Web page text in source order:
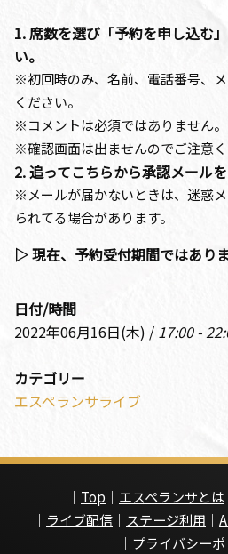
1. 席数を選び「予約を申し込む
い。
※初回時のみ、名前、電話番号、
ください。
※コメントは必須ではありません。
※確認画面は出ませんのでご注意く
2. 追ってこちらから承認メール
※メールが届かないときは、迷惑
られてる場合があります。
▷ 現在、予約受付期間ではありま
日付/時間
2022年06月16日(木) / 17:00 -
カテゴリー
エスペランサライブ
｜ Top ｜ エスペランサとは
｜ ライブ配信 ｜ ステージ利用 ｜
｜ プライバシー